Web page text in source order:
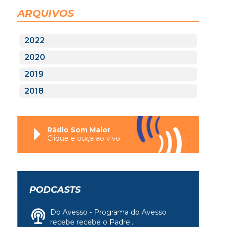
ARQUIVOS
2022
2020
2019
2018
Rádio Som Maior
Clique e ouça ao vivo
PODCASTS
Do Avesso - Programa do Avesso
recebe recebe o Padre...